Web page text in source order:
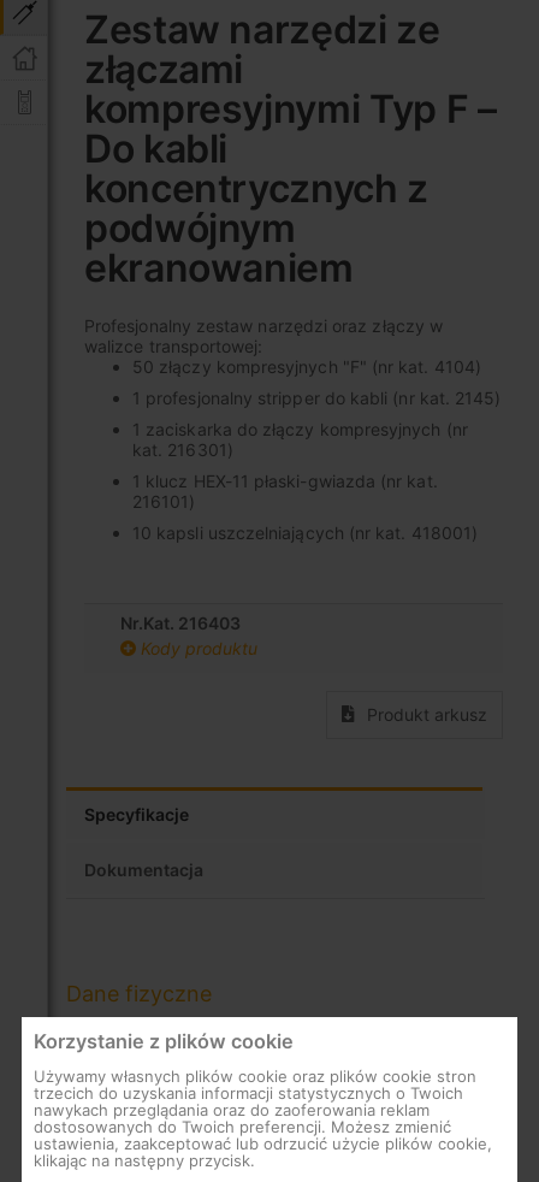
Zestaw narzędzi ze
złączami
kompresyjnymi Typ F –
Do kabli
koncentrycznych z
podwójnym
ekranowaniem
Profesjonalny zestaw narzędzi oraz złączy w
walizce transportowej:
50 złączy kompresyjnych "F" (nr kat. 4104)
1 profesjonalny stripper do kabli (nr kat. 2145)
1 zaciskarka do złączy kompresyjnych (nr
kat. 216301)
1 klucz HEX-11 płaski-gwiazda (nr kat.
216101)
10 kapsli uszczelniających (nr kat. 418001)
Nr.Kat. 216403
Kody produktu
Produkt arkusz
początek
galerii
Specyfikacje
Dokumentacja
Dane fizyczne
Waga netto: 1.290g
Waga brutto:
1.290
Szerokość:
250 mm
Wysokość:
70mm
Głębokość:
212mm
Korzystanie z plików cookie
Używamy własnych plików cookie oraz plików cookie stron
trzecich do uzyskania informacji statystycznych o Twoich
nawykach przeglądania oraz do zaoferowania reklam
dostosowanych do Twoich preferencji. Możesz zmienić
ustawienia, zaakceptować lub odrzucić użycie plików cookie,
klikając na następny przycisk.